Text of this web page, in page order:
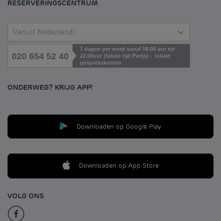
RESERVERINGSCENTRUM
Vanuit Nederland:
020 654 52 40
7 dagen per week vanaf 08.00 uur tot
22.00uur (lokale tijd Parijs) - lokale
gesprekskosten
ONDERWEG? KRIJG APP!
Downloaden op Google Play
Downloaden op App Store
VOLG ONS